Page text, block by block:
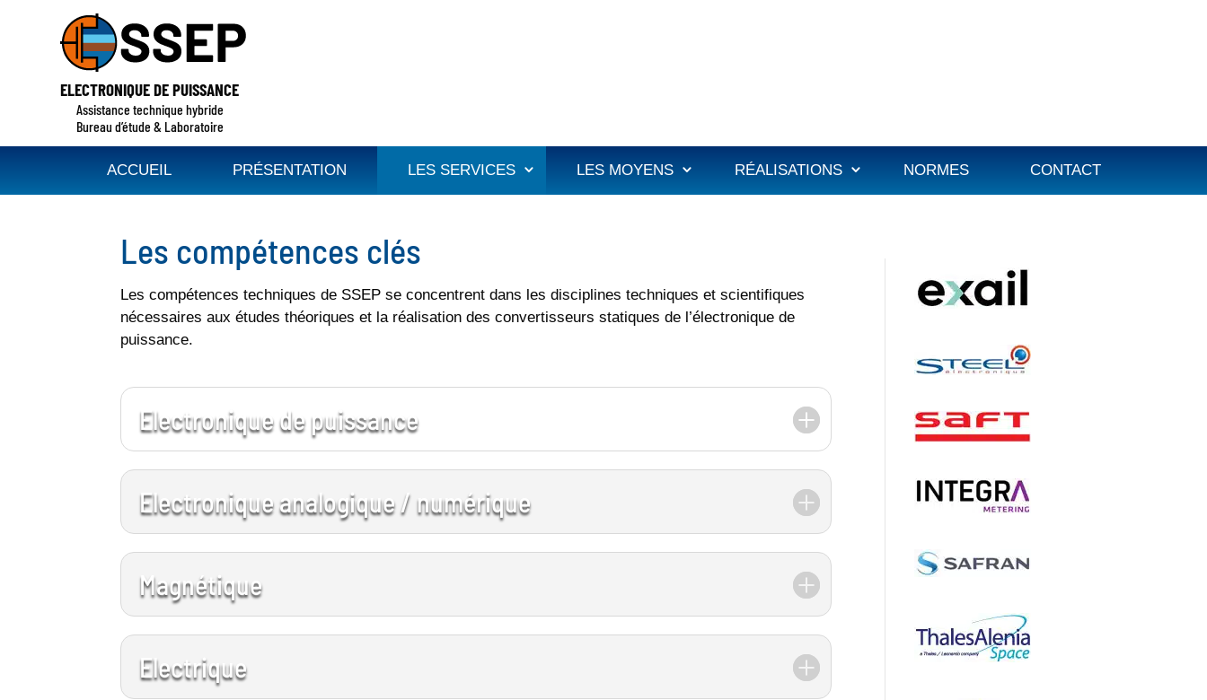
ELECTRONIQUE DE PUISSANCE
Assistance technique hybride
Bureau d’étude & Laboratoire
ACCUEIL PRÉSENTATION LES SERVICES LES MOYENS RÉALISATIONS NORMES CONTACT
Les compétences clés
Les compétences techniques de SSEP se concentrent dans les disciplines techniques et scientifiques
nécessaires aux études théoriques et la réalisation des convertisseurs statiques de l’électronique de
puissance.
Electronique de puissance
Electronique analogique / numérique
Magnétique
Electrique